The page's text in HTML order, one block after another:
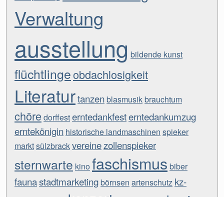
Verwaltung
ausstellung bildende kunst
flüchtlingeobdachlosigkeit
Literaturtanzenblasmusikbrauchtum
chöre dorffesterntedankfesterntedankumzug
erntekönigin historische landmaschinen spieker
marktsülzbrackvereinezollenspieker
sternwarte kino faschismus biber
faunastadtmarketingbörnsen artenschutz kz-